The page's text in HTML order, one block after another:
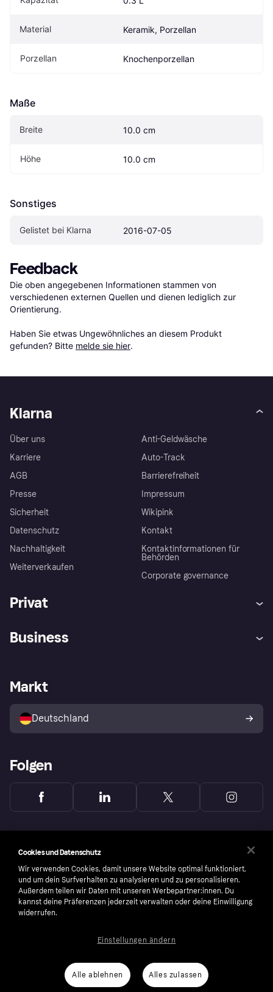
Material Keramik, Porzellan
Porzellan Knochenporzellan
Maße
Breite 10.0 cm
Höhe 10.0 cm
Sonstiges
Gelistet bei Klarna 2016-07-05
Feedback
Die oben angegebenen Informationen stammen von
verschiedenen externen Quellen und dienen lediglich zur
Orientierung.
Haben Sie etwas Ungewöhnliches an diesem Produkt
gefunden? Bitte melde sie hier.
Klarna
Über uns
Karriere
AGB
Presse
Sicherheit
Datenschutz
Nachhaltigkeit
Weiterverkaufen
Anti-Geldwäsche
Auto-Track
Barrierefreiheit
Impressum
Wikipink
Kontakt
Kontaktinformationen für
Behörden
Corporate governance
Privat
Klarna App
Shops entdecken
Käuferschutzrichtlinie
Dein Widerrufsrecht
Business
Händlerportal
Markt
Deutschland
Folgen
number: 556737-0431
Nutzungsbedingungen CookiesKlarna.com
Cookies und Datenschutz
Wir verwenden Cookies, damit unsere Website optimal funktioniert,
und um dein Surfverhalten zu analysieren und zu personalisieren.
Außerdem teilen wir Daten mit unseren Werbepartner:innen. Du
kannst deine Präferenzen jederzeit verwalten oder deine Einwilligung
widerrufen.
Alle ablehnen Alles zulassen
Einstellungen ändern